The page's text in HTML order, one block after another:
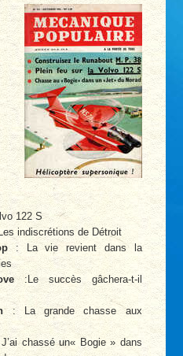
122 S
indiscrétions de Détroit
: La vie revient dans la
:Le succès gâchera-t-il
: La grande chasse aux
chassé un« Bogie » dans